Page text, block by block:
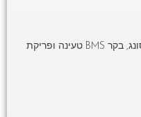
LiMn204 48V/10A נטענת תאי סמסונג, בקר BMS טעינה ופריקת